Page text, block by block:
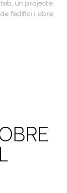
un projecte
l’edifici i obre